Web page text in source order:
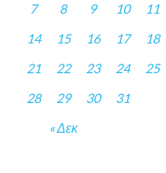
« Δεκ
7
8 9 10 11
14
15 16 17 18
21
22 23 24 25
28
29 30 31